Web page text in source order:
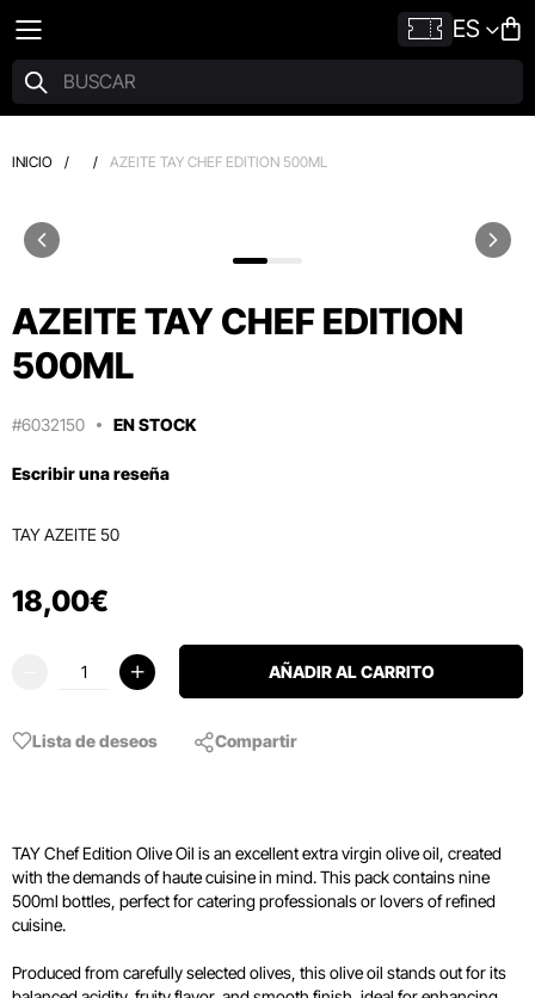
ES
INICIO / / AZEITE TAY CHEF EDITION 500ML
AZEITE TAY CHEF EDITION
500ML
#6032150 EN STOCK
Escribir una reseña
TAY AZEITE 50
18,00€
AÑADIR AL CARRITO
Lista de deseos Compartir
TAY Chef Edition Olive Oil is an excellent extra virgin olive oil, created
with the demands of haute cuisine in mind. This pack contains nine
500ml bottles, perfect for catering professionals or lovers of refined
cuisine.
Produced from carefully selected olives, this olive oil stands out for its